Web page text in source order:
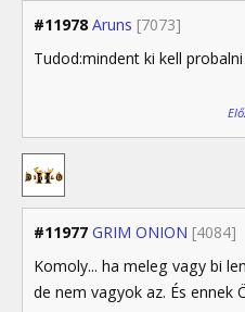
#11978 Aruns [7073]
Tudod:mindent ki kell
#11977 GRIM ONION [4084]
Komoly... ha meleg vagy bi
de nem vagyok az. És ennek